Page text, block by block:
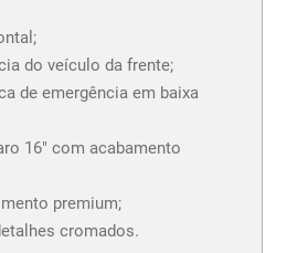
do veículo da frente;
de emergência em baixa
16" com acabamento
premium;
cromados.